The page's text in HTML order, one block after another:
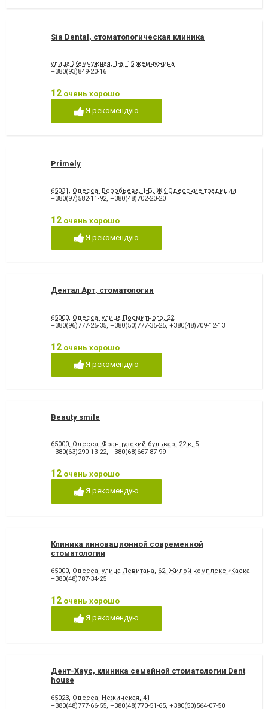
Sia Dental, стоматологическая клиника
улица Жемчужная, 1-а, 15 жемчужина
+380(93)849-20-16
12 очень хорошо
Я рекомендую
Primely
65031, Одесса, Воробьева, 1-Б, ЖК Одесские традиции
+380(97)582-11-92, +380(48)702-20-20
12 очень хорошо
Я рекомендую
Дентал Арт, стоматология
65000, Одесса, улица Посмитного, 22
+380(96)777-25-35 +380(50)777-35-25 +380(48)709-12-13
12 очень хорошо
Я рекомендую
Beauty smile
65000, Одесса, Французский бульвар, 22-к, 5
+380(63)290-13-22, +380(68)667-87-99
12 очень хорошо
Я рекомендую
Клиника инновационной современной
стоматологии
65000, Одесса, улица Левитана, 62, Жилой комплекс «Каскад»
+380(48)787-34-25
12 очень хорошо
Я рекомендую
Дент-Хаус, клиника семейной стоматологии Dent
house
65023, Одесса, Нежинская, 41
+380(48)777-66-55, +380(48)770-51-65, +380(50)564-07-50